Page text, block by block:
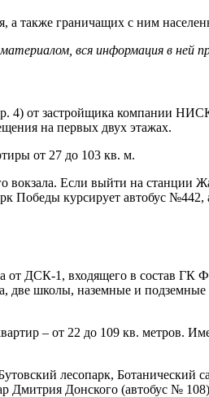
а также граничащих с ним
вся информация в ней
4) от застройщика компании
на первых двух этажах.
от 27 до 103 кв. м.
вокзала. Если выйти на
Победы курсирует автобус
от ДСК-1, входящего в состав
две школы, наземные и
– от 22 до 109 кв. метров.
лесопарк,
Донского (автобус №